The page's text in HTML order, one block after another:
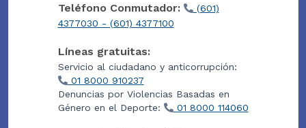
Teléfono Conmutador:
(601)
4377030 - (601) 4377100
Líneas gratuitas:
Servicio al ciudadano y anticorrupción:
01 8000 910237
Denuncias por Violencias Basadas en
Género en el Deporte:
01 8000 114060